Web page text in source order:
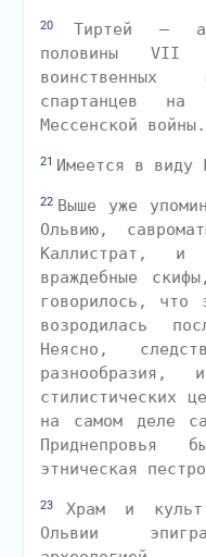
20
Тиртей —
половины
воинственных
спартанцев
Мессенской войны.
21 Имеется в виду
22 Выше уже
Ольвию,
Каллистрат, и
враждебные
говорилось, что
возродилась
Неясно,
разнообразия,
стилистических
на самом деле
Приднепровья
этническая
23
Храм и культ
Ольвии